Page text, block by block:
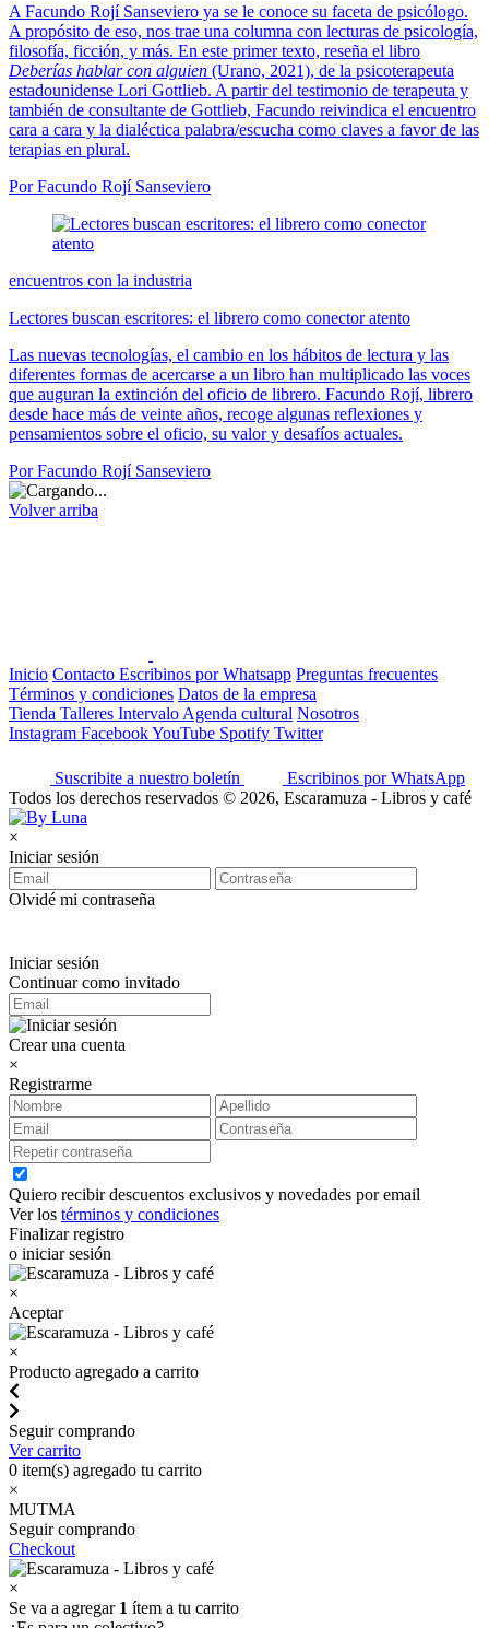
A Facundo Rojí Sanseviero ya se le conoce su faceta de psicólogo.
A propósito de eso, nos trae una columna con lecturas de psicología,
filosofía, ficción, y más. En este primer texto, reseña el libro
Deberías hablar con alguien (Urano, 2021), de la psicoterapeuta
estadounidense Lori Gottlieb. A partir del testimonio de terapeuta y
también de consultante de Gottlieb, Facundo reivindica el encuentro
cara a cara y la dialéctica palabra/escucha como claves a favor de las
terapias en plural.
Por Facundo Rojí Sanseviero
encuentros con la industria
Lectores buscan escritores: el librero como conector atento
Las nuevas tecnologías, el cambio en los hábitos de lectura y las
diferentes formas de acercarse a un libro han multiplicado las voces
que auguran la extinción del oficio de librero. Facundo Rojí, librero
desde hace más de veinte años, recoge algunas reflexiones y
pensamientos sobre el oficio, su valor y desafíos actuales.
Por Facundo Rojí Sanseviero
Volver arriba
Inicio Contacto Escribinos por Whatsapp Preguntas frecuentes
Términos y condiciones Datos de la empresa
Tienda Talleres Intervalo Agenda cultural Nosotros
Instagram FacebookYouTube Spotify Twitter
Suscribite a nuestro boletín
Escribinos por WhatsApp
Todos los derechos reservados © 2026, Escaramuza - Libros y café
×
Iniciar sesión
Olvidé mi contraseña
Iniciar sesión
Continuar como invitado
Crear una cuenta
×
Registrarme
Quiero recibir descuentos exclusivos y novedades por email
Ver los términos y condiciones
Finalizar registro
o iniciar sesión
×
Aceptar
×
Producto agregado a carrito
Seguir comprando
Ver carrito
0 item(s) agregado tu carrito
×
MUTMA
Seguir comprando
Checkout
×
Se va a agregar 1 ítem a tu carrito